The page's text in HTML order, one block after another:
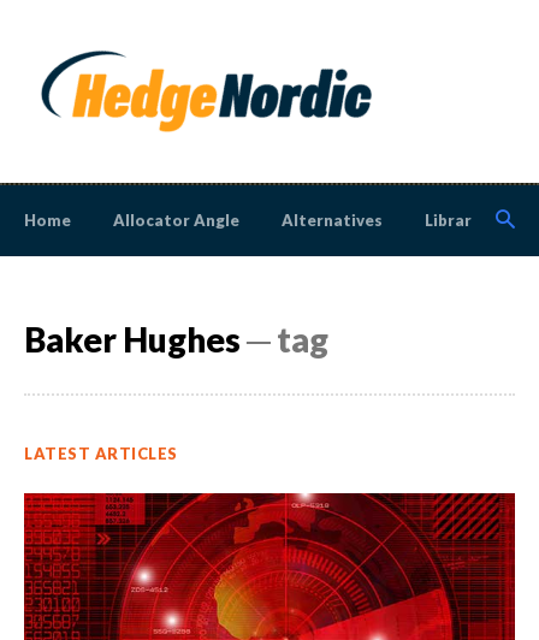
Home Allocator Angle Alternatives Library
Baker Hughes─ tag
LATEST ARTICLES